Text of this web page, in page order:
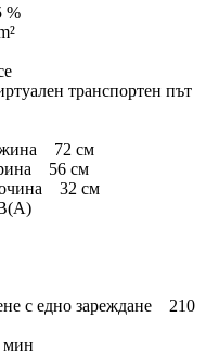
%
транспортен път
72 см
56 см
32 см
с едно зареждане 210
мин